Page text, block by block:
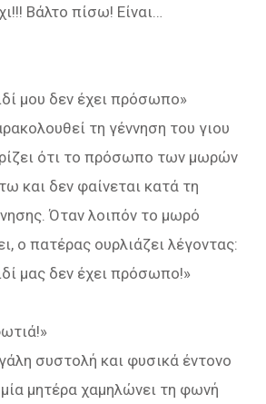
Βάλτο πίσω! Είναι…
μου δεν έχει πρόσωπο»
τη γέννηση του γιου
ότι το πρόσωπο των μωρών
και δεν φαίνεται κατά τη
Όταν λοιπόν το μωρό
ο πατέρας ουρλιάζει λέγοντας:
μας δεν έχει πρόσωπο!»
συστολή και φυσικά έντονο
μητέρα χαμηλώνει τη φωνή